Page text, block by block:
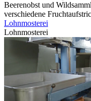
Beerenobst und
verschiedene
Lohnmosterei
Lohnmosterei